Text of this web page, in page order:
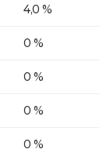
4,0 %
0 %
0 %
0 %
0 %